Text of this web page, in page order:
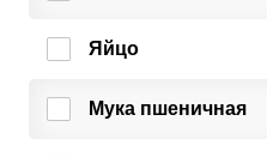
Яйцо
Мука пшеничная